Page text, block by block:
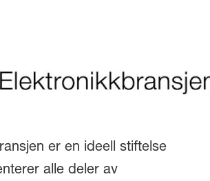
er en ideell stiftelse
alle deler av